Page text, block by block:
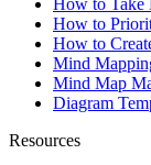
How to
How to
Mind
Mind Map
Diagram
Resources